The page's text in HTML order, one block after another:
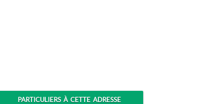
PARTICULIERS À CETTE ADRESSE